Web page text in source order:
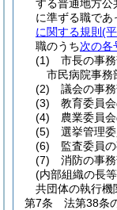
する普通地方公
に準ずる職であ
に関する規則 (
職のうち次の各
(1)
市長の事
市民病院事務
(2)
議会の事
(3)
教育委員
(4)
農業委員
(5)
選挙管理
(6)
監査委員
(7)
消防の事
(内部組織の長
共団体の執行機
第7条
法第38条